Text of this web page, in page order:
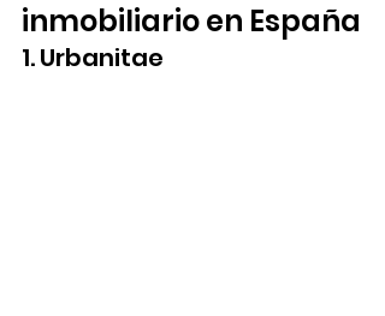
inmobiliario en España
1. Urbanitae